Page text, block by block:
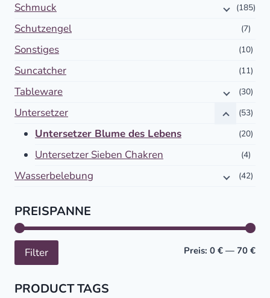
Schmuck (185)
Schutzengel (7)
Sonstiges (10)
Suncatcher (11)
Tableware (30)
Untersetzer (53)
Untersetzer Blume des Lebens (20)
Untersetzer Sieben Chakren (4)
Wasserbelebung (42)
PREISPANNE
Filter Preis: 0 € — 70 €
PRODUCT TAGS